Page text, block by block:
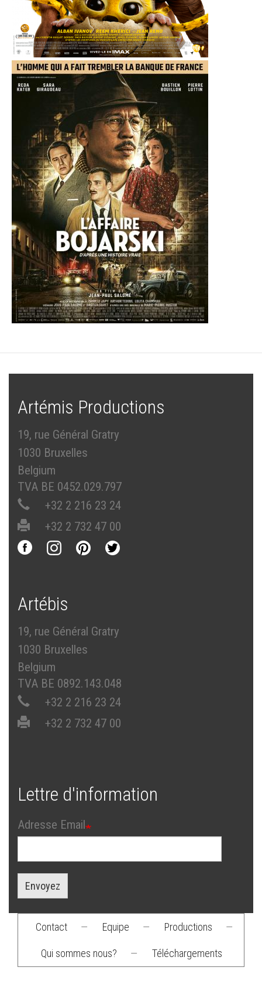
Artémis Productions
19, rue Général Gratry
1030 Bruxelles
Belgium
TVA BE 0452.029.797
+32 2 216 23 24
+32 2 732 47 00
Artébis
19, rue Général Gratry
1030 Bruxelles
Belgium
TVA BE 0892.143.048
+32 2 216 23 24
+32 2 732 47 00
Lettre d'information
Adresse Email
Envoyez
Footer
menu
Contact — Equipe — Productions —
Qui sommes nous? — Téléchargements